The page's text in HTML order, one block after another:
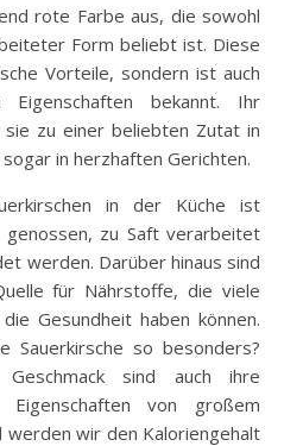
rote Farbe aus, die sowohl
Form beliebt ist. Diese
Vorteile, sondern ist auch
Eigenschaften bekannt. Ihr
zu einer beliebten Zutat in
in herzhaften Gerichten.
in der Küche ist
genossen, zu Saft verarbeitet
werden. Darüber hinaus sind
für Nährstoffe, die viele
Gesundheit haben können.
Sauerkirsche so besonders?
sind auch ihre
Eigenschaften von großem
wir den Kaloriengehalt